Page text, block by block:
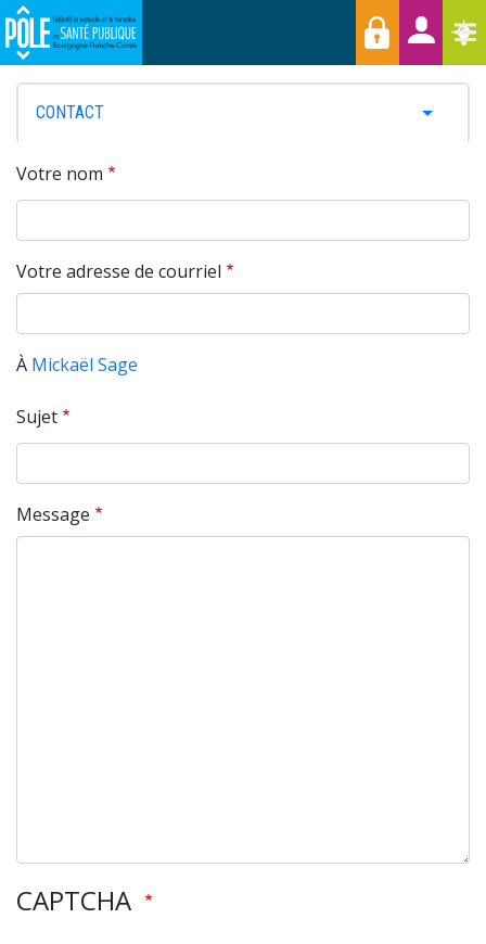
Aller
au
contenu
principal
T
Menu
Raccourcis
PRIMARY
TABS
CONTACT
Votre nom
Votre adresse de courriel
À Mickaël Sage
Sujet
Message
CAPTCHA